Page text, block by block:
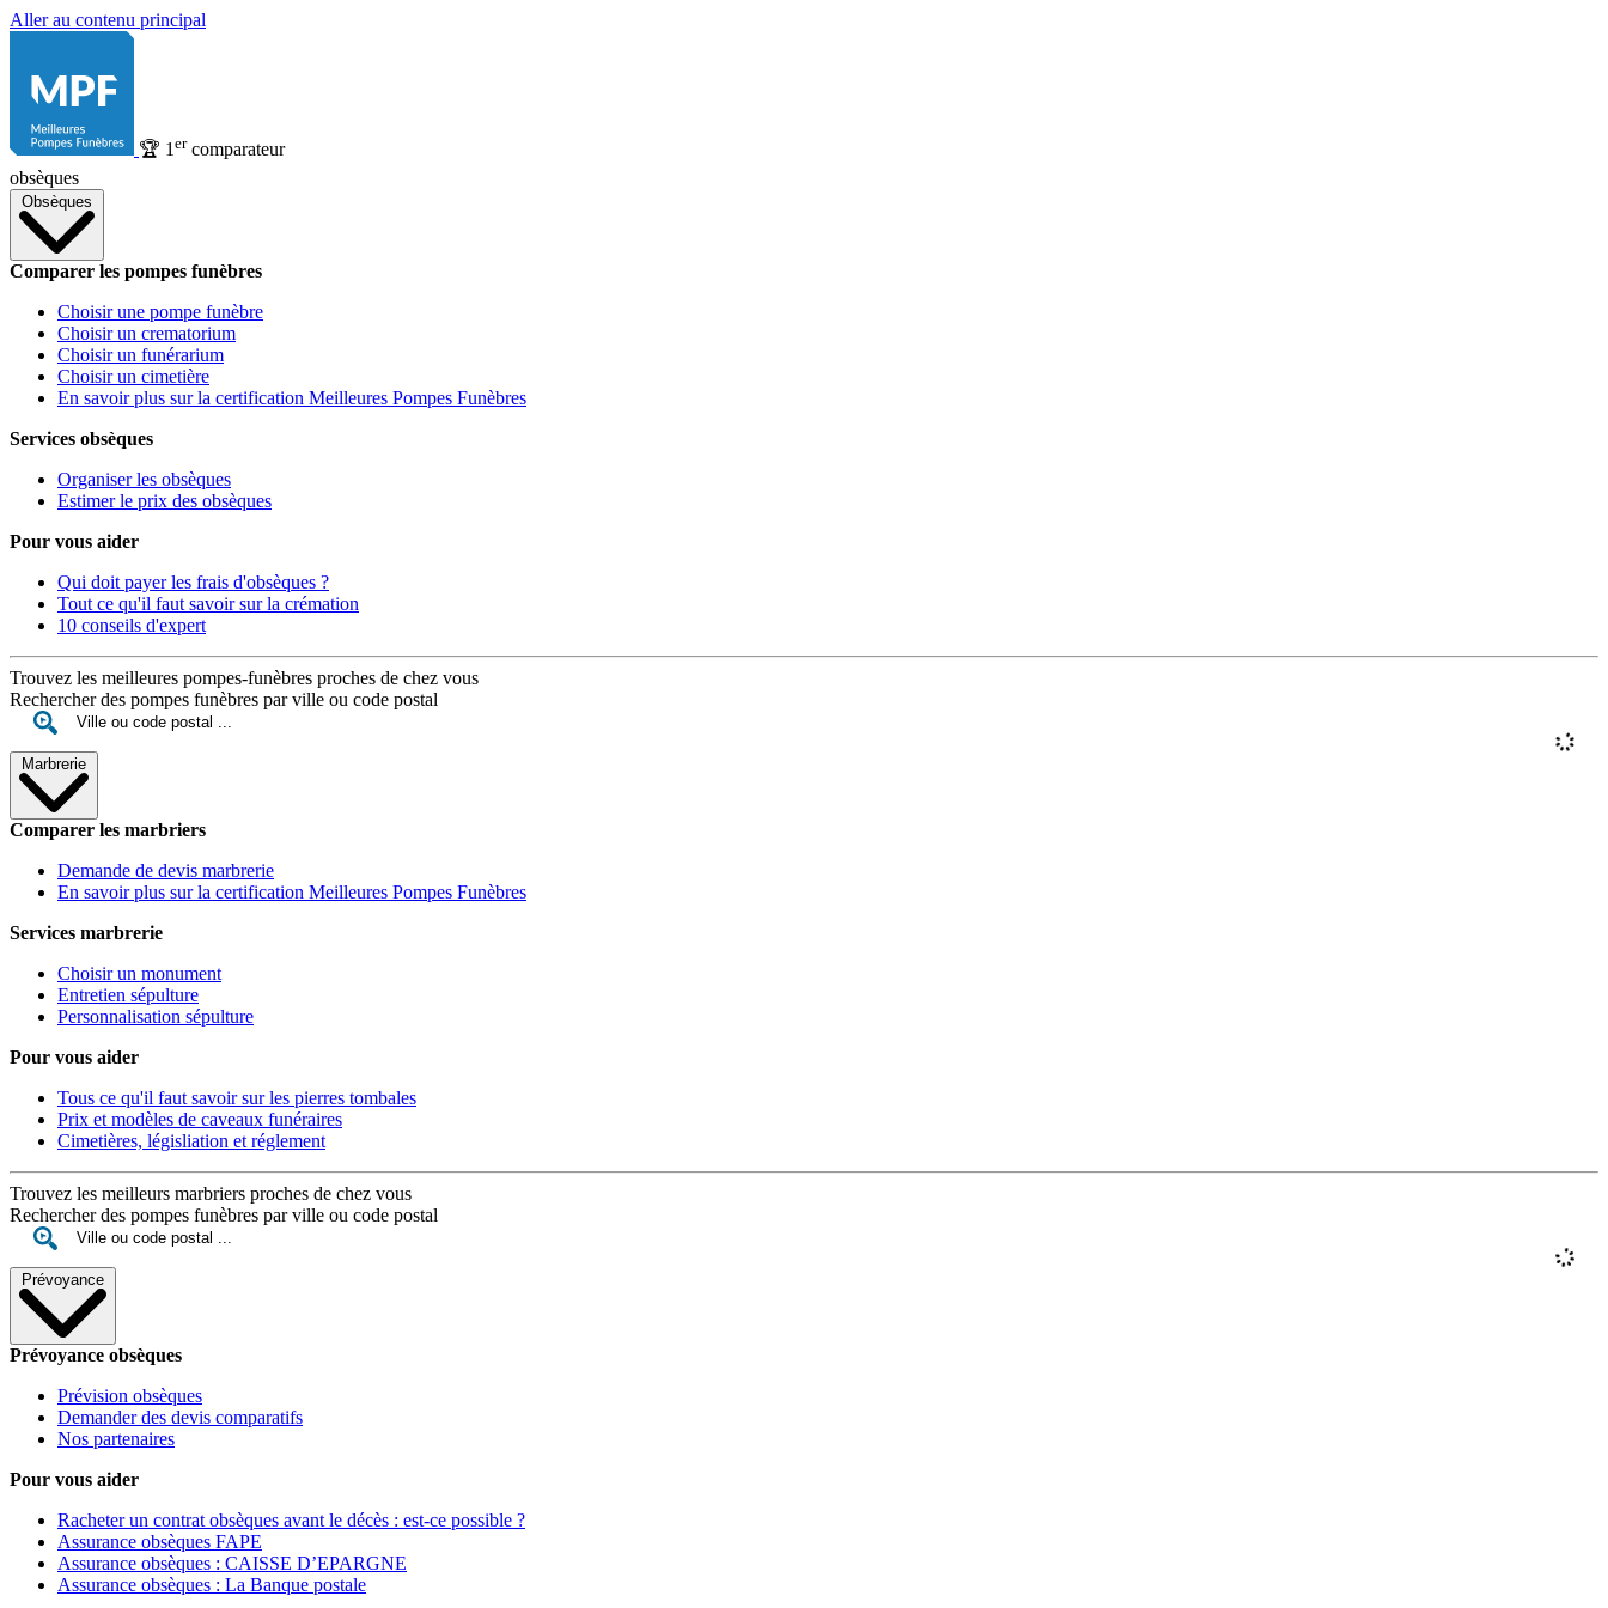
Aller au contenu principal
🏆 1 ercomparateur
obsèques
Obsèques
Comparer les pompes funèbres
Choisir une pompe funèbre
Choisir un crematorium
Choisir un funérarium
Choisir un cimetière
En savoir plus sur la certification Meilleures Pompes Funèbres
Services obsèques
Organiser les obsèques
Estimer le prix des obsèques
Pour vous aider
Qui doit payer les frais d'obsèques ?
Tout ce qu'il faut savoir sur la crémation
10 conseils d'expert
Trouvez les meilleures pompes-funèbres proches de chez vous
Rechercher des pompes funèbres par ville ou code postal
Marbrerie
Comparer les marbriers
Demande de devis marbrerie
En savoir plus sur la certification Meilleures Pompes Funèbres
Services marbrerie
Choisir un monument
Entretien sépulture
Personnalisation sépulture
Pour vous aider
Tous ce qu'il faut savoir sur les pierres tombales
Prix et modèles de caveaux funéraires
Cimetières, législiation et réglement
Trouvez les meilleurs marbriers proches de chez vous
Rechercher des pompes funèbres par ville ou code postal
Prévoyance
Prévoyance obsèques
Prévision obsèques
Demander des devis comparatifs
Nos partenaires
Pour vous aider
Racheter un contrat obsèques avant le décès : est-ce possible ?
Assurance obsèques FAPE
Assurance obsèques : CAISSE D’EPARGNE
Assurance obsèques : La Banque postale